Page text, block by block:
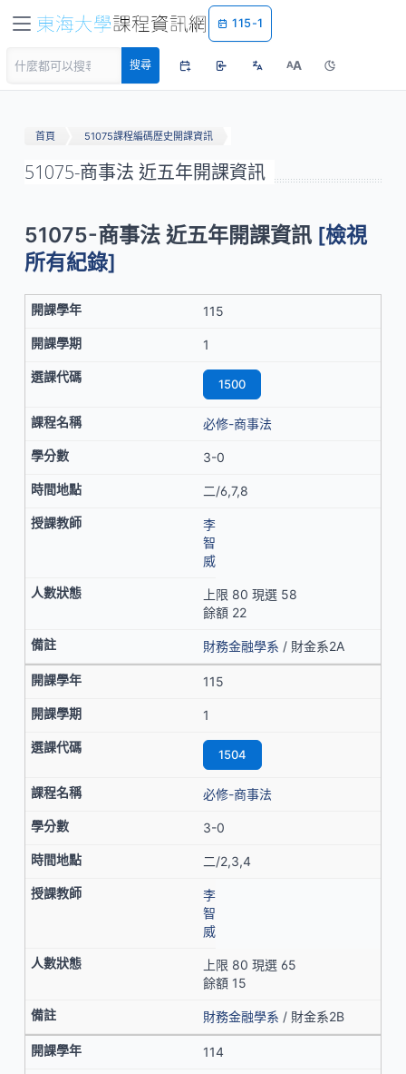
115-1
搜尋 AA
首頁 51075課程編碼歷史開課資訊
51075-商事法 近五年開課資訊
51075-商事法 近五年開課資訊 [檢視
所有紀錄]
115
1
1500
必修-商事法
3-0
二/6,7,8
李
智
威
上限 80 現選 58
餘額 22
財務金融學系 / 財金系2A
115
1
1504
必修-商事法
3-0
二/2,3,4
李
智
威
上限 80 現選 65
餘額 15
財務金融學系 / 財金系2B
114